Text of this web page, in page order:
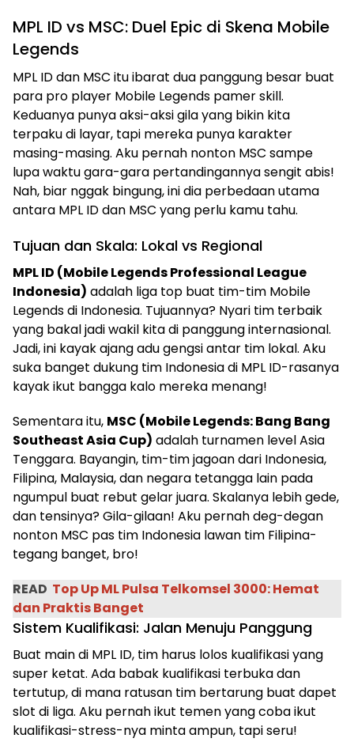
MPL ID vs MSC: Duel Epic di Skena Mobile
Legends
MPL ID dan MSC itu ibarat dua panggung besar buat
para pro player Mobile Legends pamer skill.
Keduanya punya aksi-aksi gila yang bikin kita
terpaku di layar, tapi mereka punya karakter
masing-masing. Aku pernah nonton MSC sampe
lupa waktu gara-gara pertandingannya sengit abis!
Nah, biar nggak bingung, ini dia perbedaan utama
antara MPL ID dan MSC yang perlu kamu tahu.
Tujuan dan Skala: Lokal vs Regional
MPL ID (Mobile Legends Professional League
Indonesia) adalah liga top buat tim-tim Mobile
Legends di Indonesia. Tujuannya? Nyari tim terbaik
yang bakal jadi wakil kita di panggung internasional.
Jadi, ini kayak ajang adu gengsi antar tim lokal. Aku
suka banget dukung tim Indonesia di MPL ID-rasanya
kayak ikut bangga kalo mereka menang!
Sementara itu, MSC (Mobile Legends: Bang Bang
Southeast Asia Cup) adalah turnamen level Asia
Tenggara. Bayangin, tim-tim jagoan dari Indonesia,
Filipina, Malaysia, dan negara tetangga lain pada
ngumpul buat rebut gelar juara. Skalanya lebih gede,
dan tensinya? Gila-gilaan! Aku pernah deg-degan
nonton MSC pas tim Indonesia lawan tim Filipina-
tegang banget, bro!
READ Top Up ML Pulsa Telkomsel 3000: Hemat
dan Praktis Banget
Sistem Kualifikasi: Jalan Menuju Panggung
Buat main di MPL ID, tim harus lolos kualifikasi yang
super ketat. Ada babak kualifikasi terbuka dan
tertutup, di mana ratusan tim bertarung buat dapet
slot di liga. Aku pernah ikut temen yang coba ikut
kualifikasi-stress-nya minta ampun, tapi seru!